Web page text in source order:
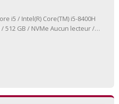
i5 / Intel(R) Core(TM) i5-8400H
CPU @ 2.50GHz / GEN 8 / 8 GB / 512 GB / NVMe Aucun lecteur /…